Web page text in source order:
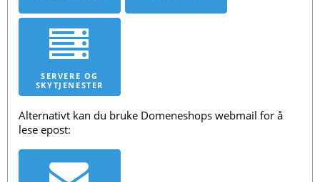
SERVERE OG
SKYTJENESTER
Alternativt kan du bruke Domeneshops webmail for å
lese epost: